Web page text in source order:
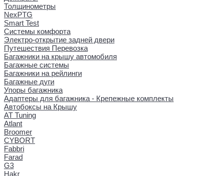
Толщинометры
NexPTG
Smart Test
Системы комфорта
Электро-открытие задней двери
Путешествия Перевозка
Багажники на крышу автомобиля
Багажные системы
Багажники на рейлинги
Багажные дуги
Упоры багажника
Адаптеры для багажника - Крепежные комплекты
Автобоксы на Крышу
AT Tuning
Atlant
Broomer
CYBORT
Fabbri
Farad
G3
Hakr